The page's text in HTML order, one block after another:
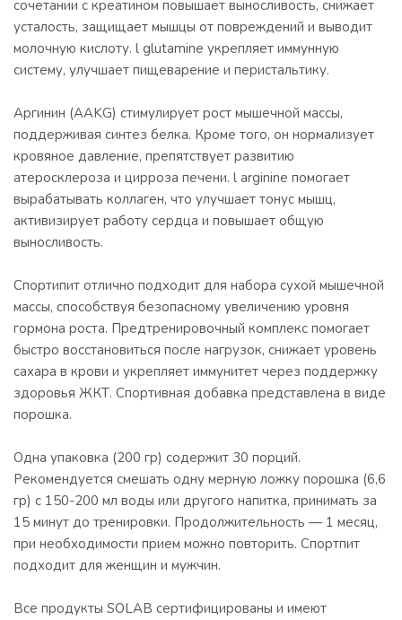
сочетании с креатином повышает выносливость, снижает
усталость, защищает мышцы от повреждений и выводит
молочную кислоту. l glutamine укрепляет иммунную
систему, улучшает пищеварение и перистальтику.
Аргинин (AAKG) стимулирует рост мышечной массы,
поддерживая синтез белка. Кроме того, он нормализует
кровяное давление, препятствует развитию
атеросклероза и цирроза печени. l arginine помогает
вырабатывать коллаген, что улучшает тонус мышц,
активизирует работу сердца и повышает общую
выносливость.
Спортипит отлично подходит для набора сухой мышечной
массы, способствуя безопасному увеличению уровня
гормона роста. Предтренировочный комплекс помогает
быстро восстановиться после нагрузок, снижает уровень
сахара в крови и укрепляет иммунитет через поддержку
здоровья ЖКТ. Спортивная добавка представлена в виде
порошка.
Одна упаковка (200 гр) содержит 30 порций.
Рекомендуется смешать одну мерную ложку порошка (6,6
гр) с 150-200 мл воды или другого напитка, принимать за
15 минут до тренировки. Продолжительность — 1 месяц,
при необходимости прием можно повторить. Спортпит
подходит для женщин и мужчин.
Все продукты SOLAB сертифицированы и имеют